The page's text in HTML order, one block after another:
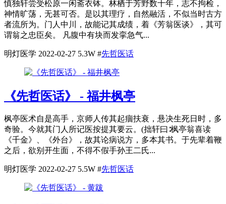
慎独轩尝受松原一闲斋衣钵。林栖于芳野数十年，志不拘检，
神情旷荡，无甚可否。是以其理疗，自然融活，不似当时古方
者流所为。门人中川，故能记其成绩，着《芳翁医谈》，其可
谓翁之忠臣矣。 凡腹中有块而发挛急气...
明灯医学 2022-02-27 5.3W #先哲医话
《先哲医话》 - 福井枫亭
枫亭医术自是高手，京师人传其起痼扶衰，悬决生死日时，多
奇验。今就其门人所记医按提其要云。(拙轩曰∶枫亭翁喜读
《千金》、《外台》，故其论病说方，多本其书。于先辈着鞭
之后，欲别开生面，不得不假手孙王二氏...
明灯医学 2022-02-27 5.5W #先哲医话